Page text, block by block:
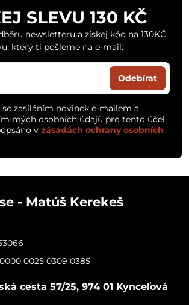
SLEVU 130 KČ
newsletteru a získej kód na 130KČ
který ti pošleme na e-mail:
Odebírat
zasíláním novinek e-mailem a
mých osobních údajů pro tento účel,
v zásadách ochrany osobních
- Matúš Kerekeš
0025 0309 0385
cesta 57/25, 974 01 Kynceľová